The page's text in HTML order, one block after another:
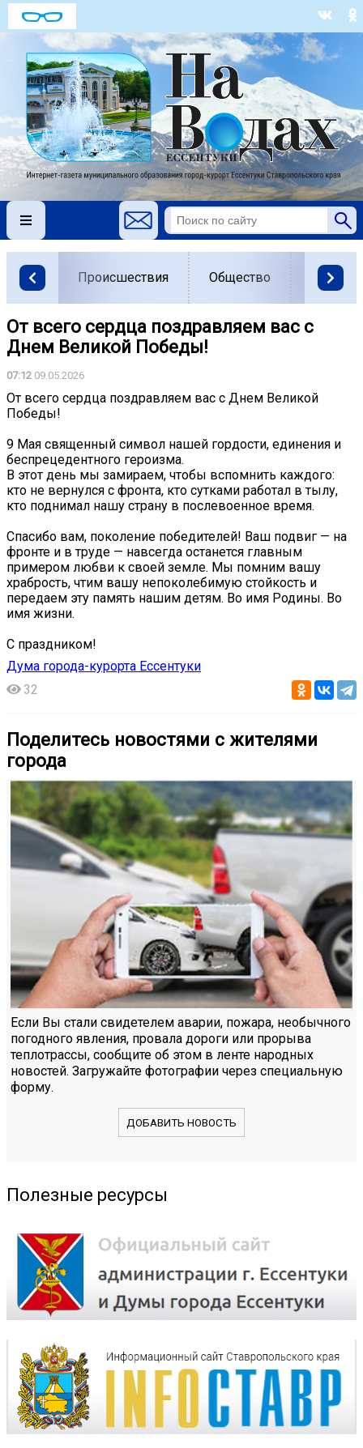
Происшествия Общество Власть
От всего сердца поздравляем вас с
Днем Великой Победы!
07:12 09.05.2026
От всего сердца поздравляем вас с Днем Великой
Победы!
9 Мая священный символ нашей гордости, единения и
беспрецедентного героизма.
В этот день мы замираем, чтобы вспомнить каждого:
кто не вернулся с фронта, кто сутками работал в тылу,
кто поднимал нашу страну в послевоенное время.
Спасибо вам, поколение победителей! Ваш подвиг — на
фронте и в труде — навсегда останется главным
примером любви к своей земле. Мы помним вашу
храбрость, чтим вашу непоколебимую стойкость и
передаем эту память нашим детям. Во имя Родины. Во
имя жизни.
С праздником!
Дума города-курорта Ессентуки
32
Поделитесь новостями с жителями
города
Если Вы стали свидетелем аварии, пожара, необычного
погодного явления, провала дороги или прорыва
теплотрассы, сообщите об этом в ленте народных
новостей. Загружайте фотографии через специальную
форму.
ДОБАВИТЬ НОВОСТЬ
Полезные ресурсы